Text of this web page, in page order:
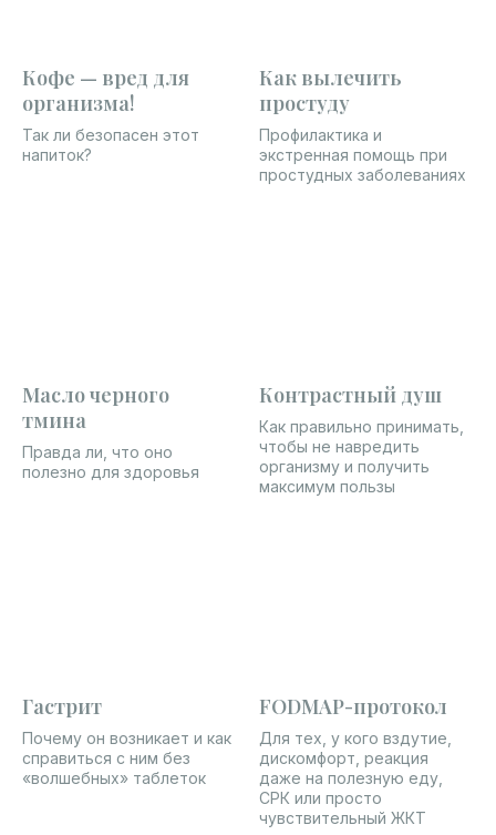
Кофе — вред для
организма!
Так ли безопасен этот
напиток?
Как вылечить
простуду
Профилактика и
экстренная помощь при
простудных заболеваниях
Масло черного
тмина
Правда ли, что оно
полезно для здоровья
Контрастный душ
Как правильно принимать,
чтобы не навредить
организму и получить
максимум пользы
Гастрит
Почему он возникает и как
справиться с ним без
«волшебных» таблеток
FODMAP-протокол
Для тех, у кого вздутие,
дискомфорт, реакция
даже на полезную еду,
СРК или просто
чувствительный ЖКТ